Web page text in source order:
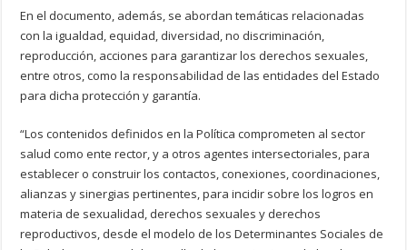
En el documento, además, se abordan temáticas relacionadas
con la igualdad, equidad, diversidad, no discriminación,
reproducción, acciones para garantizar los derechos sexuales,
entre otros, como la responsabilidad de las entidades del Estado
para dicha protección y garantía.
“Los contenidos definidos en la Política comprometen al sector
salud como ente rector, y a otros agentes intersectoriales, para
establecer o construir los contactos, conexiones, coordinaciones,
alianzas y sinergias pertinentes, para incidir sobre los logros en
materia de sexualidad, derechos sexuales y derechos
reproductivos, desde el modelo de los Determinantes Sociales de